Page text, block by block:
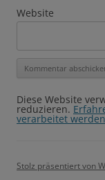
Website
Diese Website
reduzieren.
verarbeitet
Stolz präsentiert von